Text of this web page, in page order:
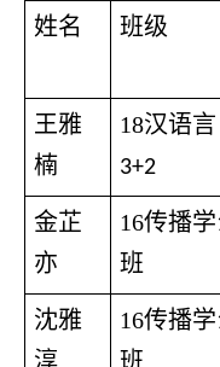
姓名 班级
王雅
楠
18汉语言
3+2
金芷
亦
16传播学
班
沈雅
淳
16传播学
班